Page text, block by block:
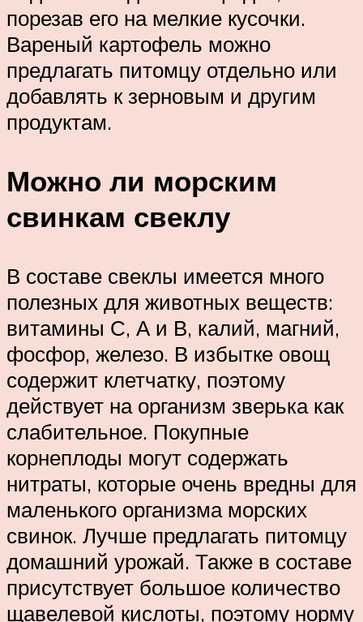
порезав его на мелкие кусочки.
Вареный картофель можно
предлагать питомцу отдельно или
добавлять к зерновым и другим
продуктам.
Можно ли морским
свинкам свеклу
В составе свеклы имеется много
полезных для животных веществ:
витамины С, А и В, калий, магний,
фосфор, железо. В избытке овощ
содержит клетчатку, поэтому
действует на организм зверька как
слабительное. Покупные
корнеплоды могут содержать
нитраты, которые очень вредны для
маленького организма морских
свинок. Лучше предлагать питомцу
домашний урожай. Также в составе
присутствует большое количество
щавелевой кислоты, поэтому норму